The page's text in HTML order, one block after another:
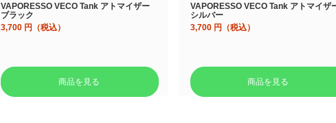
VAPORESSO VECO Tank アトマイザー
ブラック
3,700 円（税込）
商品を見る
VAPORESSO VECO Tank アトマイザ
シルバー
3,700 円（税込）
商品を見る